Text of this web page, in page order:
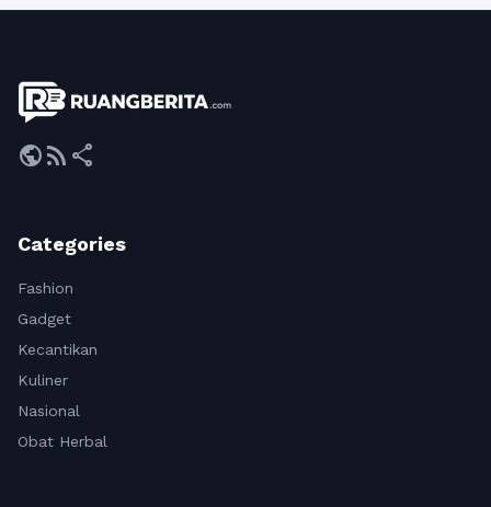
publicrss_feed share
Categories
Fashion
Gadget
Kecantikan
Kuliner
Nasional
Obat Herbal